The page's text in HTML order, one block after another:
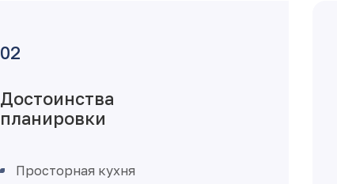
Достоинства
планировки
Просторная кухня